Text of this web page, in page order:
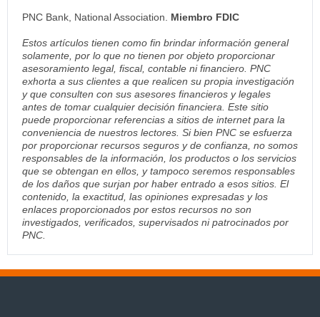
PNC Bank, National Association. Miembro FDIC
Estos artículos tienen como fin brindar información general
solamente, por lo que no tienen por objeto proporcionar
asesoramiento legal, fiscal, contable ni financiero. PNC
exhorta a sus clientes a que realicen su propia investigación
y que consulten con sus asesores financieros y legales
antes de tomar cualquier decisión financiera. Este sitio
puede proporcionar referencias a sitios de internet para la
conveniencia de nuestros lectores. Si bien PNC se esfuerza
por proporcionar recursos seguros y de confianza, no somos
responsables de la información, los productos o los servicios
que se obtengan en ellos, y tampoco seremos responsables
de los daños que surjan por haber entrado a esos sitios. El
contenido, la exactitud, las opiniones expresadas y los
enlaces proporcionados por estos recursos no son
investigados, verificados, supervisados ni patrocinados por
PNC.